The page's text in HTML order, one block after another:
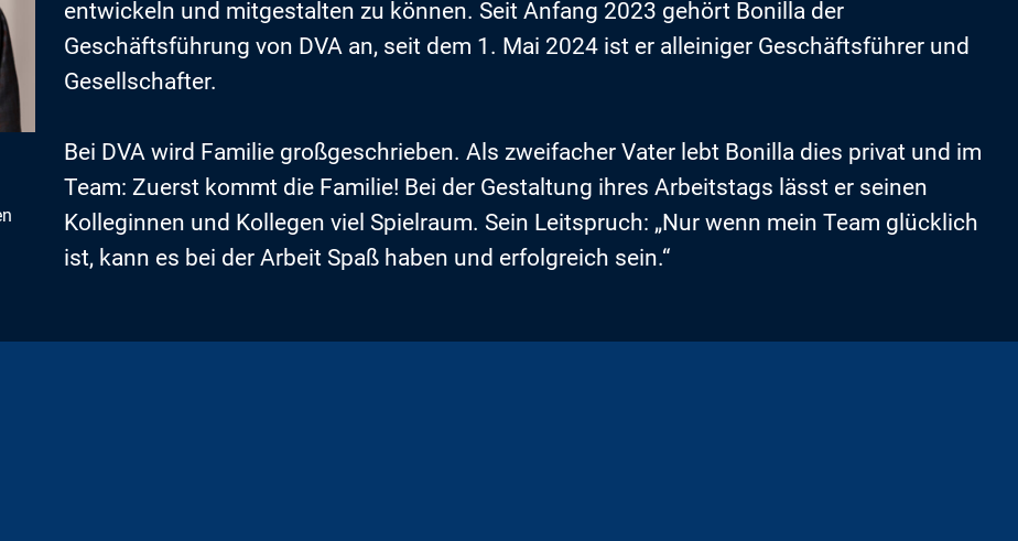
entwickeln und mitgestalten zu können. Seit Anfang 2023 gehört Bonilla der
Geschäftsführung von DVA an, seit dem 1. Mai 2024 ist er alleiniger Geschäftsführer und
Gesellschafter.
Bei DVA wird Familie großgeschrieben. Als zweifacher Vater lebt Bonilla dies privat und im
Team: Zuerst kommt die Familie! Bei der Gestaltung ihres Arbeitstags lässt er seinen
Kolleginnen und Kollegen viel Spielraum. Sein Leitspruch: „Nur wenn mein Team glücklich
ist, kann es bei der Arbeit Spaß haben und erfolgreich sein.“